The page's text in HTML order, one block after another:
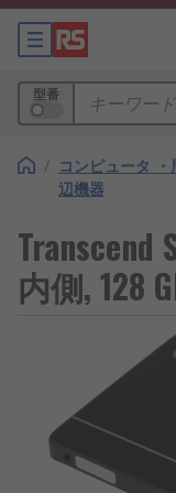
型番
/ コンピュータ ・
辺機器
Transcend
内側, 128